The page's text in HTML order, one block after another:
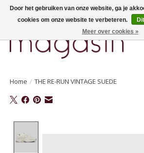
Hi, nice to meet you! Welcome to MAGASIN. Gratis
Home / THE RE-RUN VINTAGE SUEDE
Door het gebruiken van onze website, ga je
cookies om onze website te verbeteren.
Meer over cookies »